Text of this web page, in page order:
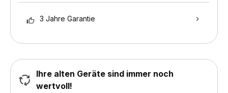
3 Jahre Garantie
Ihre alten Geräte sind immer noch
wertvoll!